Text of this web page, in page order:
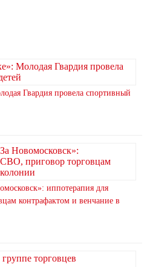
Гвардия провела спортивный
иппотерапия для
контрафактом и венчание в